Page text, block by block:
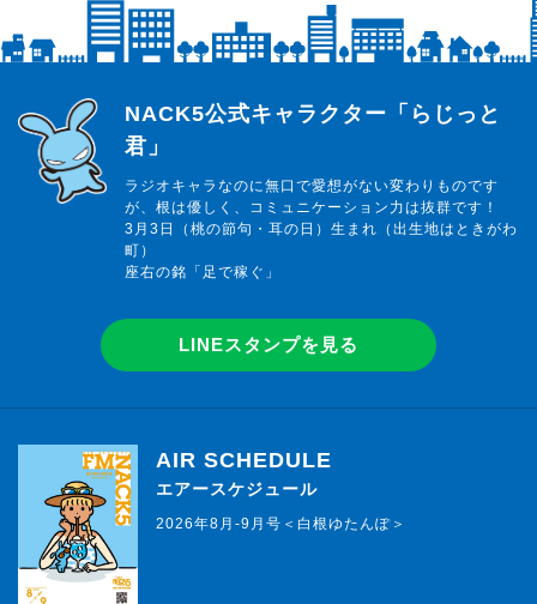
らじっと君
NACK5公式キャラクター「らじっと
君」
ラジオキャラなのに無口で愛想がない変わりものです
が、根は優しく、コミュニケーション力は抜群です！
3月3日（桃の節句・耳の日）生まれ（出生地はときがわ
町）
座右の銘「足で稼ぐ」
LINEスタンプを見る
AIR SCHEDULE
エアースケジュール
2026年8月-9月号＜白根ゆたんぽ＞